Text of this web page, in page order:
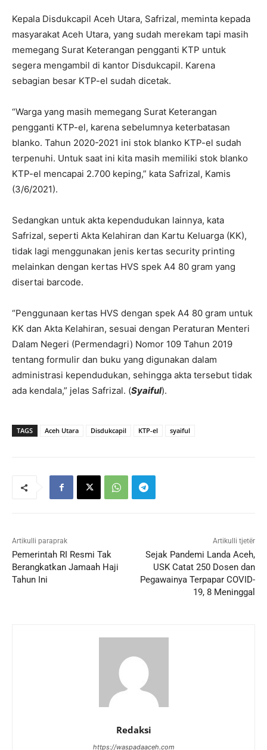
Kepala Disdukcapil Aceh Utara, Safrizal, meminta kepada
masyarakat Aceh Utara, yang sudah merekam tapi masih
memegang Surat Keterangan pengganti KTP untuk
segera mengambil di kantor Disdukcapil. Karena
sebagian besar KTP-el sudah dicetak.
“Warga yang masih memegang Surat Keterangan
pengganti KTP-el, karena sebelumnya keterbatasan
blanko. Tahun 2020-2021 ini stok blanko KTP-el sudah
terpenuhi. Untuk saat ini kita masih memiliki stok blanko
KTP-el mencapai 2.700 keping,” kata Safrizal, Kamis
(3/6/2021).
Sedangkan untuk akta kependudukan lainnya, kata
Safrizal, seperti Akta Kelahiran dan Kartu Keluarga (KK),
tidak lagi menggunakan jenis kertas security printing
melainkan dengan kertas HVS spek A4 80 gram yang
disertai barcode.
“Penggunaan kertas HVS dengan spek A4 80 gram untuk
KK dan Akta Kelahiran, sesuai dengan Peraturan Menteri
Dalam Negeri (Permendagri) Nomor 109 Tahun 2019
tentang formulir dan buku yang digunakan dalam
administrasi kependudukan, sehingga akta tersebut tidak
ada kendala,” jelas Safrizal. (Syaiful).
TAGS Aceh Utara Disdukcapil KTP-el syaiful
Artikulli paraprak
Pemerintah RI Resmi Tak
Berangkatkan Jamaah Haji
Tahun Ini
Artikulli tjetër
Sejak Pandemi Landa Aceh,
USK Catat 250 Dosen dan
Pegawainya Terpapar COVID-
19, 8 Meninggal
Redaksi
https://waspadaaceh.com